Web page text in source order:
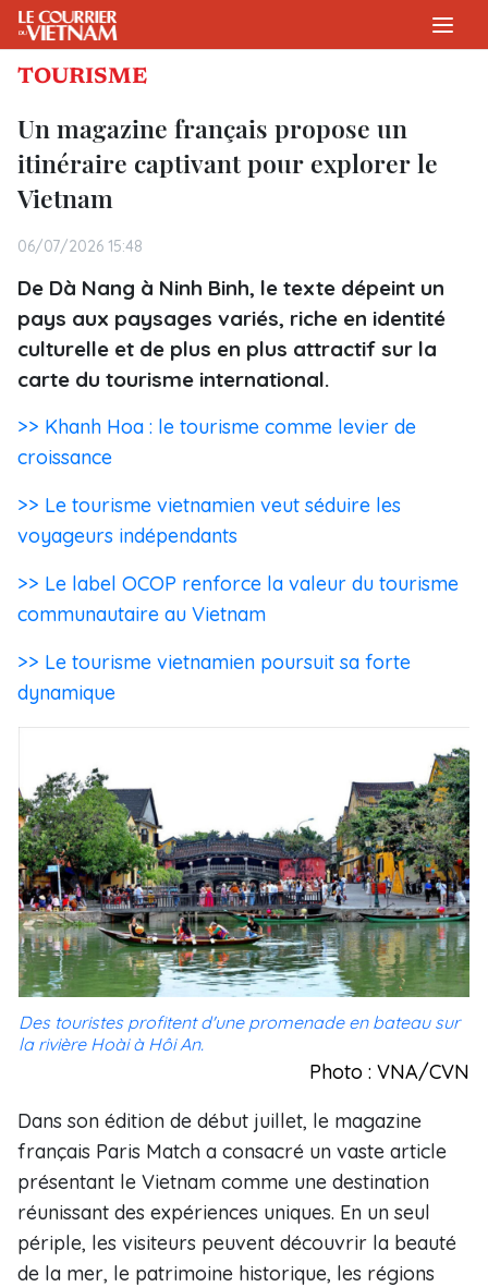
TOURISME
Un magazine français propose un
itinéraire captivant pour explorer le
Vietnam
06/07/2026 15:48
De Dà Nang à Ninh Binh, le texte dépeint un
pays aux paysages variés, riche en identité
culturelle et de plus en plus attractif sur la
carte du tourisme international.
>> Khanh Hoa : le tourisme comme levier de
croissance
>> Le tourisme vietnamien veut séduire les
voyageurs indépendants
>> Le label OCOP renforce la valeur du tourisme
communautaire au Vietnam
>> Le tourisme vietnamien poursuit sa forte
dynamique
Des touristes profitent d'une promenade en bateau sur
la rivière Hoài à Hôi An.
Photo : VNA/CVN
Dans son édition de début juillet, le magazine
français Paris Match a consacré un vaste article
présentant le Vietnam comme une destination
réunissant des expériences uniques. En un seul
périple, les visiteurs peuvent découvrir la beauté
de la mer, le patrimoine historique, les régions